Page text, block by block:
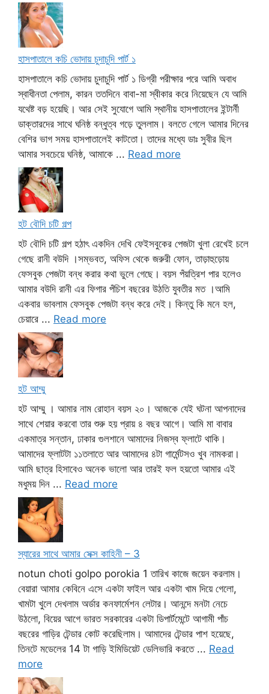
হাসপাতালে কচি ভোদায় চুদাচুদি পার্ট ১
হাসপাতালে কচি ভোদায় চুদাচুদি পার্ট ১ ডিগ্রী পরীক্ষার পরে আমি অবাধ
স্বাধীনতা পেলাম, কারন ততদিনে বাবা-মা স্বীকার করে নিয়েছেন যে আমি
যথেষ্ট বড় হয়েছি। আর সেই সুযোগে আমি স্থানীয় হাসপাতালের ইন্টার্নী
ডাক্তারদের সাথে ঘনিষ্ঠ বন্ধুত্ব গড়ে তুললাম। বলতে গেলে আমার দিনের
বেশির ভাগ সময় হাসপাতালেই কাটতো। তাদের মধ্যে ডাঃ সুবীর ছিল
আমার সবচেয়ে ঘনিষ্ঠ, আমাকে ... Read more
হট বৌদি চটি গল্প
হট বৌদি চটি গল্প হঠাৎ একদিন দেখি ফেইসবুকের পেজটা খুলা রেখেই চলে
গেছে রানী বউদি ।সম্ভবত, অফিস থেকে জরুরী ফোন, তাড়াহুড়োয়
ফেসবুক পেজটা বন্ধ করার কথা ভুলে গেছে। বয়স পঁয়ত্রিশ পার হলেও
আমার বউদি রানী এর ফিগার পঁচিশ বছরের উঠতি যুবতীর মত ।আমি
একবার ভাবলাম ফেসবুক পেজটা বন্ধ করে দেই। কিন্তু কি মনে হল,
চেয়ারে ... Read more
হট আম্মু
হট আম্মু । আমার নাম রোহান বয়স ২০। আজকে যেই ঘটনা আপনাদের
সাথে শেয়ার করবো তার শুরু হয় প্রায় ৪ বছর আগে। আমি মা বাবার
একমাত্র সন্তান, ঢাকার গুলশানে আমাদের নিজস্ব ফ্লাটে থাকি।
আমাদের ফ্লাটটা ১১তলাতে আর আমাদের ৪টা গার্মেন্টসও খুব নামকরা।
আমি ছাত্র হিসাবেও অনেক ভালো আর তারই ফল হয়তো আমার এই
মধুময় দিন ... Read more
স্যারের সাথে আমার সেক্স কাহিনী – 3
notun choti golpo porokia 1 তারিখ কাজে জয়েন করলাম।
বেয়ারা আমার কেবিনে এসে একটা ফাইল আর একটা খাম দিয়ে গেলো,
খামটা খুলে দেখলাম অর্ডার কনফার্মেশন লেটার। আনন্দে মনটা নেচে
উঠলো, বিয়ের আগে ভারত সরকারের একটা ডিপার্টমেন্টে আগামী পাঁচ
বছরের গাড়ির টেন্ডার কোট করেছিলাম। আমাদের টেন্ডার পাশ হয়েছে,
তিনটে মডেলের 14 টা গাড়ি ইমিডিয়েট ডেলিভারি করতে ... Read
more